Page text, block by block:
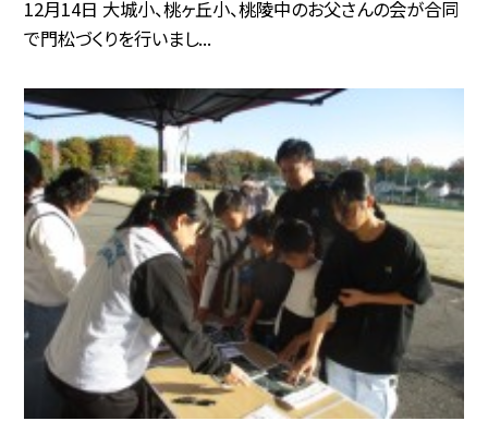
12月14日 大城小、桃ヶ丘小、桃陵中のお父さんの会が合同
で門松づくりを行いまし...